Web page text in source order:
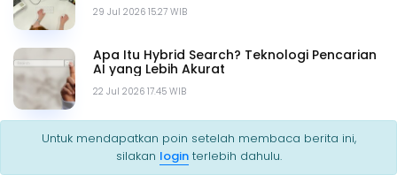
29 Jul 2026 15.27 WIB
22 Jul 2026 17.45 WIB
Apa Itu Hybrid Search? Teknologi Pencarian
AI yang Lebih Akurat
Context Engineering: Teknologi Penting di
Balik ChatGPT & Gemini
Untuk mendapatkan poin setelah membaca berita ini,
silakan loginterlebih dahulu.